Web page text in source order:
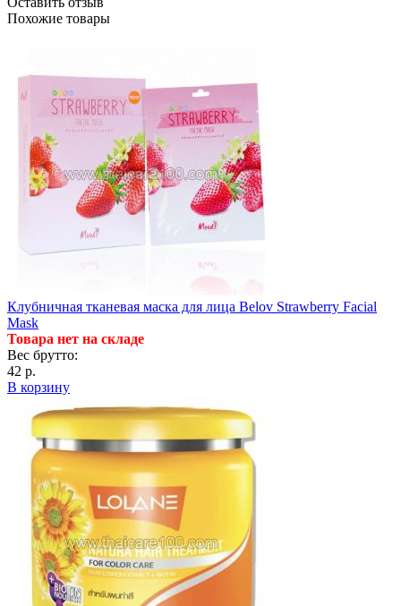
Похожие товары
Клубничная тканевая маска для лица Belov Strawberry Facial
Mask
Товара нет на складе
Вес брутто:
42 р.
В корзину